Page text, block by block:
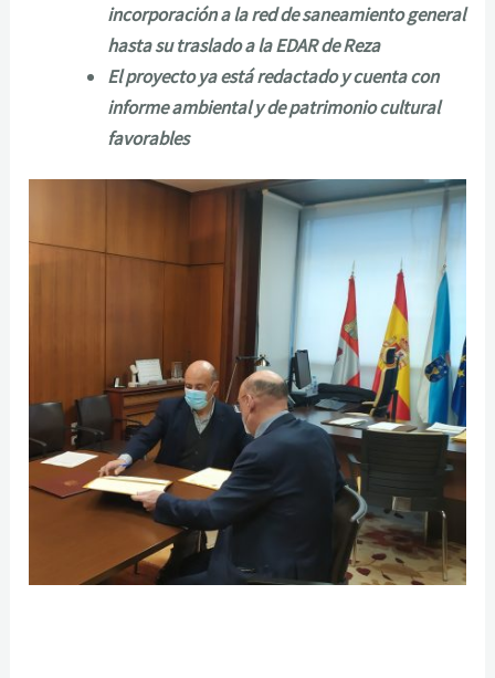
incorporación a la red de saneamiento general
hasta su traslado a la EDAR de Reza
El proyecto ya está redactado y cuenta con
informe ambiental y de patrimonio cultural
favorables